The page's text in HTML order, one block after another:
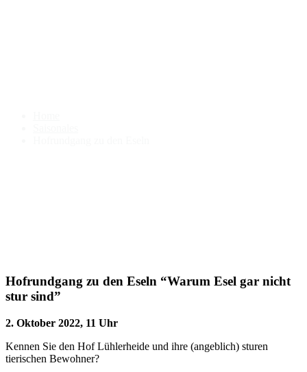
Hofrundgang zu den Eseln “Warum Esel gar nicht
stur sind”
2. Oktober 2022, 11 Uhr
Kennen Sie den Hof Lühlerheide und ihre (angeblich) sturen
tierischen Bewohner?